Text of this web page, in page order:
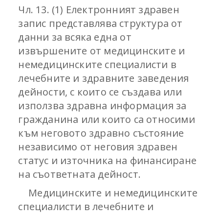
Чл. 13. (1) Електронният здравен
запис представлява структура от
данни за всяка една от
извършените от медицинските и
немедицинските специалисти в
лечебните и здравните заведения
дейности, с които се създава или
използва здравна информация за
гражданина или които са относими
към неговото здравно състояние
независимо от неговия здравен
статус и източника на финансиране
на съответната дейност.
Медицинските и немедицинските
специалисти в лечебните и